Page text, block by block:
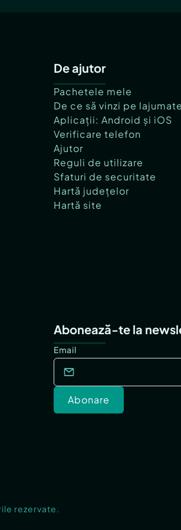
De ajutor
Pachetele mele
De ce să vinzi pe
Aplicații: Android și iOS
Verificare telefon
Ajutor
Reguli de utilizare
Sfaturi de securitate
Hartă județelor
Hartă site
Abonează-te la
Email
Abonare
rezervate.